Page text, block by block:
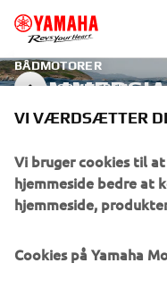
COMMERCIAL
BÅDMOTORER
VIRKSOMHED
VI VÆRDSÆTTER
Vi bruger cookies til
hjemmeside bedre at
hjemmeside,
Cookies på Yamaha